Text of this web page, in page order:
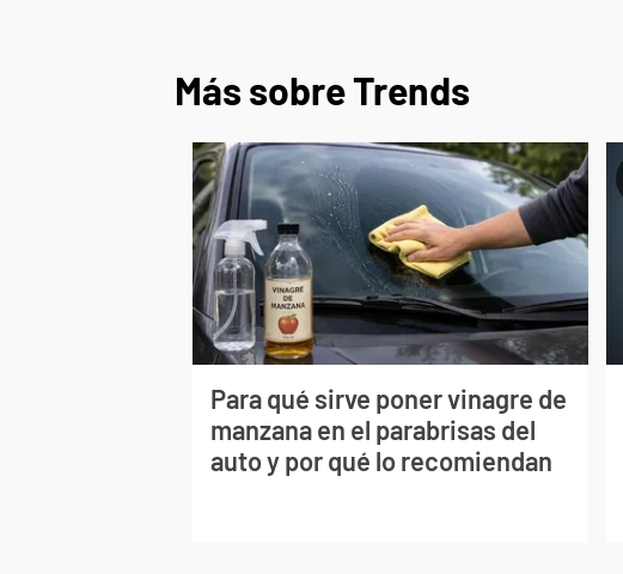
Más sobre Trends
Para qué sirve poner vinagre de
manzana en el parabrisas del
auto y por qué lo recomiendan